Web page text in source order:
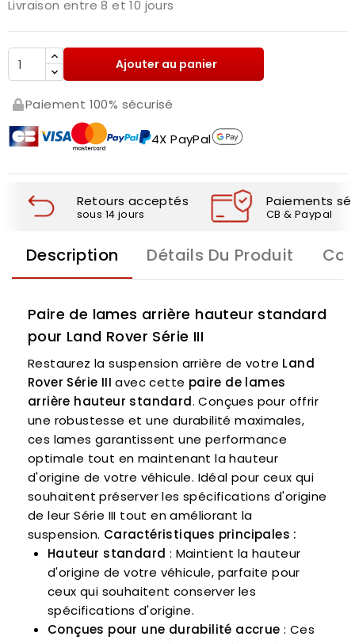
Livraison entre 8 et 10 jours
Ajouter au panier
Paiement 100% sécurisé
4X PayPal
Retours acceptés
sous 14 jours
Paiements
CB & Paypal
Description Détails Du Produit
Paire de lames arrière hauteur standard
pour Land Rover Série III
Restaurez la suspension arrière de votre Land
Rover Série III avec cette paire de lames
arrière hauteur standard. Conçues pour offrir
une robustesse et une durabilité maximales,
ces lames garantissent une performance
optimale tout en maintenant la hauteur
d'origine de votre véhicule. Idéal pour ceux qui
souhaitent préserver les spécifications d'origine
de leur Série III tout en améliorant la
suspension. Caractéristiques principales :
Hauteur standard : Maintient la hauteur
d'origine de votre véhicule, parfaite pour
ceux qui souhaitent conserver les
spécifications d'origine.
Conçues pour une durabilité accrue : Ces